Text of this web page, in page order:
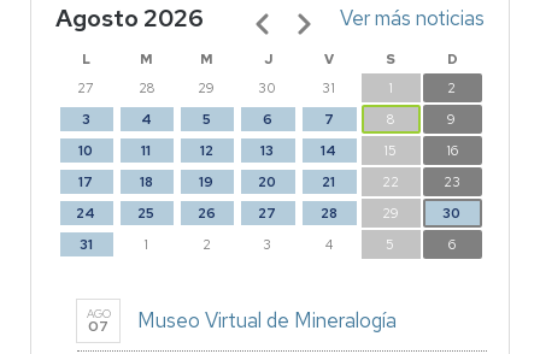
Agosto 2026
L M M J V S
D
27
28 29 30 31 1
2
3
4 5 6 7 8
9
10
11 12 13 14 15
16
17
18 19 20 21 22
23
24
25 26 27 28 29
30
31
1 2 3 4 5 6
Paginación Ver más noticias
AGO
07 Museo Virtual de Mineralogía